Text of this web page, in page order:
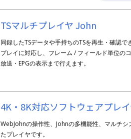
TSマルチプレイヤ John
同録したTSデータや手持ちのTSを再生・確認
プレイに対応し、フレーム / フィールド単位の
放送・EPGの表示まで行えます。
4K・8K対応ソフトウェアプレ
WebJohnの操作性、Johnの多機能性、マルチ
たプレイヤです。